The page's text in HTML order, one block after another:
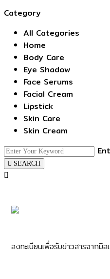
Category
All Categories
Home
Body Care
Eye Shadow
Face Serums
Facial Cream
Lipstick
Skin Care
Skin Cream
SEARCH
ลงทะเบียนเพื่อรับข่าวสารจากมิล